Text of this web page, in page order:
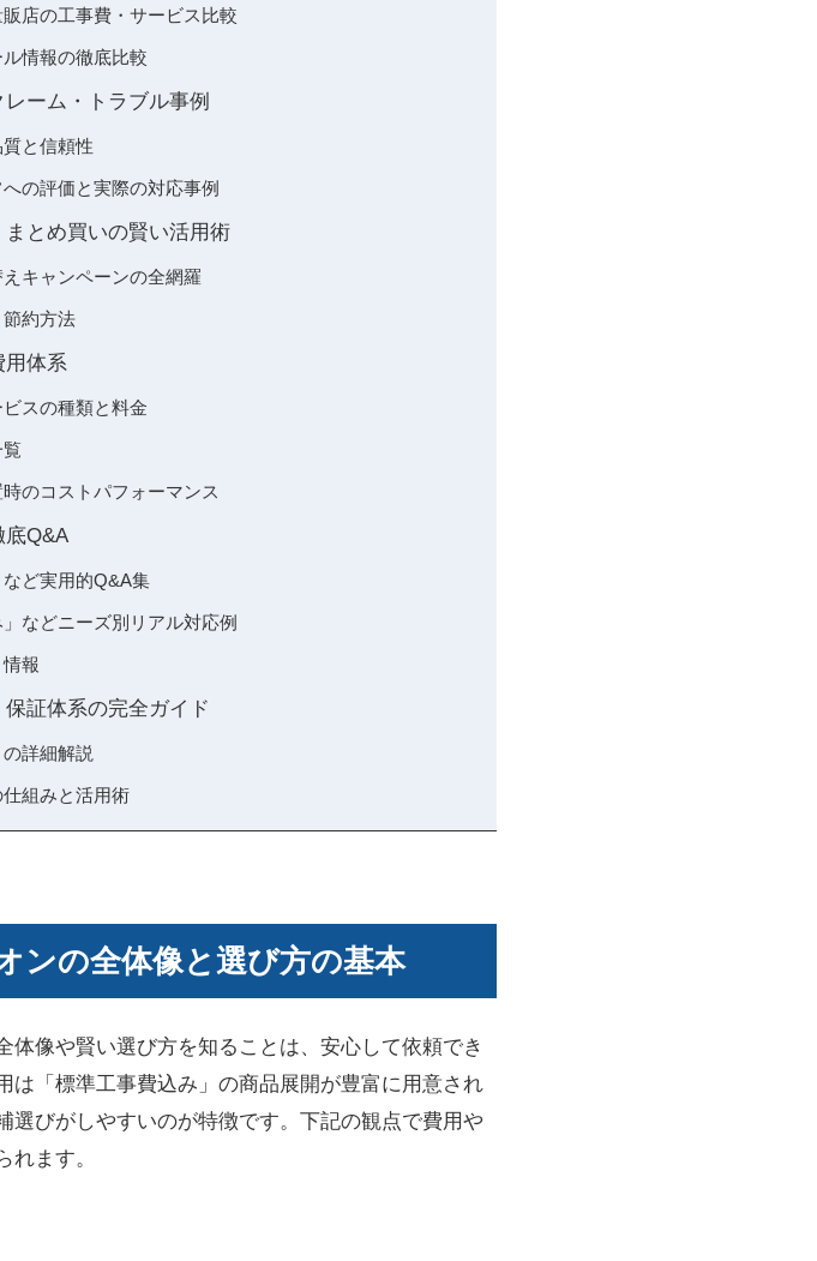
店の工事費・サービス比較
情報の徹底比較
ーム・トラブル事例
と信頼性
の評価と実際の対応事例
とめ買いの賢い活用術
キャンペーンの全網羅
約方法
用体系
スの種類と料金
のコストパフォーマンス
底Q&A
など実用的Q&A集
などニーズ別リアル対応例
報
証体系の完全ガイド
詳細解説
組みと活用術
ンの全体像と選び方の基本
像や賢い選び方を知ることは、安心して依頼でき
は「標準工事費込み」の商品展開が豊富に用意され
びがしやすいのが特徴です。下記の観点で費用や
ます。